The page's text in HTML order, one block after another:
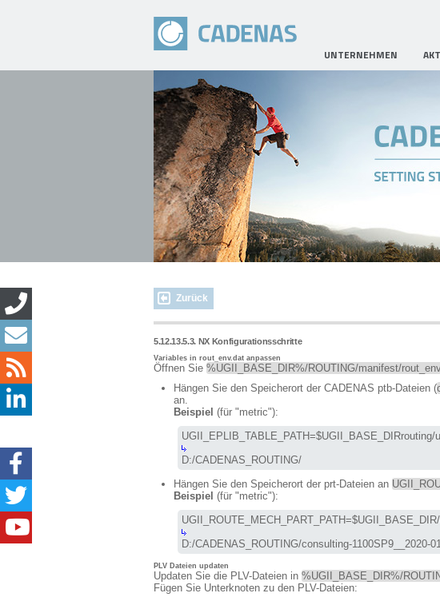
UNTERNEHMEN
Zurück
5.12.13.5.3. NX Konfigurationsschritte
Variables in rout_env.dat anpassen
Öffnen Sie %UGII_BASE_DIR%/ROUTING/manifest/
Hängen Sie den Speicherort der CADENAS ptb-Dateien (
an.
Beispiel (für "metric"):
D:/CADENAS_ROUTING/
Hängen Sie den Speicherort der prt-Dateien an
Beispiel (für "metric"):
D:/CADENAS_ROUTING/consulting-1100SP9__2020-
PLV Dateien updaten
Updaten Sie die PLV-Dateien in %UGII_BASE_DIR%/
Fügen Sie Unterknoten zu den PLV-Dateien: